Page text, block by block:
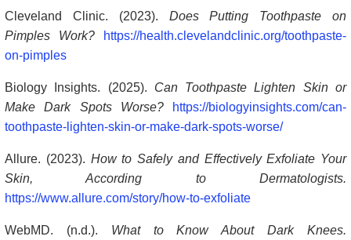
Cleveland Clinic. (2023). Does Putting Toothpaste on
Pimples Work?
https://health.clevelandclinic.org/toothpaste-
on-pimples
Biology Insights. (2025). Can Toothpaste Lighten Skin or
Make Dark Spots Worse?
https://biologyinsights.com/can-
toothpaste-lighten-skin-or-make-dark-spots-worse/
Allure. (2023). How to Safely and Effectively Exfoliate Your
Skin, According to Dermatologists.
https://www.allure.com/story/how-to-exfoliate
WebMD. (n.d.). What to Know About Dark Knees.